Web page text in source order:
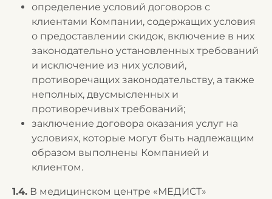
определение условий договоров с
клиентами Компании, содержащих условия
о предоставлении скидок, включение в них
законодательно установленных требований
и исключение из них условий,
противоречащих законодательству, а также
неполных, двусмысленных и
противоречивых требований;
заключение договора оказания услуг на
условиях, которые могут быть надлежащим
образом выполнены Компанией и
клиентом.
1.4. В медицинском центре «МЕДИСТ»